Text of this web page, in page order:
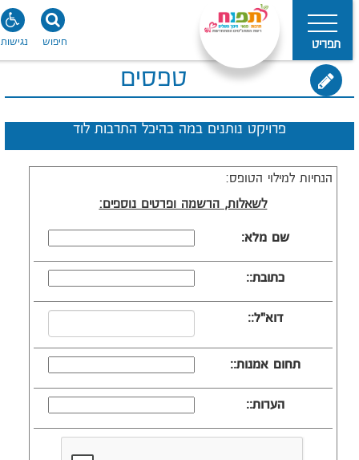
תפריט נגישות חיפוש
טפסים
פרויקט נותנים במה בהיכל התרבות לוד
הנחיות למילוי הטופס:
לשאלות, הרשמה ופרטים נוספים:
שם מלא:
כתובת::
דוא"ל::
תחום אמנות::
הערות::